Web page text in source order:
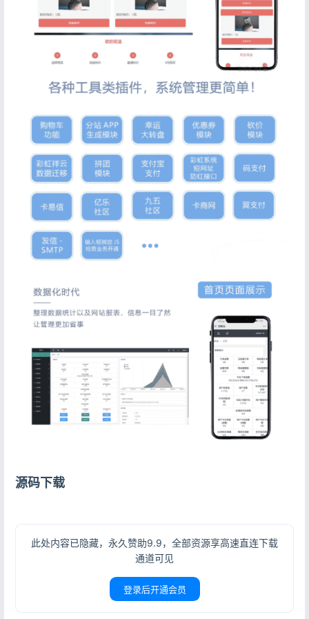
源码下载
此处内容已隐藏，永久赞助9.9，全部资源享高速直连下载
通道可见
登录后开通会员
登录
没有账号？立即注册
记住登录
隐私政策